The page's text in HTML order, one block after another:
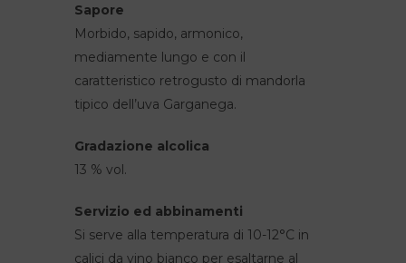
Sapore
Morbido, sapido, armonico,
mediamente lungo e con il
caratteristico retrogusto di mandorla
tipico dell’uva Garganega.
Gradazione alcolica
13 % vol.
Servizio ed abbinamenti
Si serve alla temperatura di 10-12°C in
calici da vino bianco per esaltarne al